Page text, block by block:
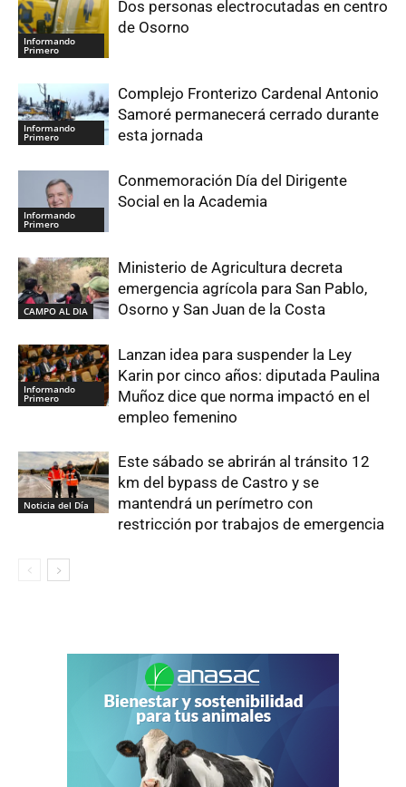
Informando
Primero
Dos personas electrocutadas en centro
de Osorno
Informando
Primero
Complejo Fronterizo Cardenal Antonio
Samoré permanecerá cerrado durante
esta jornada
Informando
Primero
Conmemoración Día del Dirigente
Social en la Academia
CAMPO AL DIA
Ministerio de Agricultura decreta
emergencia agrícola para San Pablo,
Osorno y San Juan de la Costa
Informando
Primero
Lanzan idea para suspender la Ley
Karin por cinco años: diputada Paulina
Muñoz dice que norma impactó en el
empleo femenino
Noticia del Día
Este sábado se abrirán al tránsito 12
km del bypass de Castro y se
mantendrá un perímetro con
restricción por trabajos de emergencia